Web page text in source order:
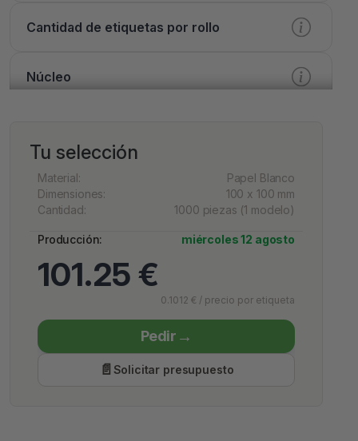
Cantidad de etiquetas por rollo
Núcleo
Impresión
Opciones adicionales
Servicio
Tu selección
Material:
Papel Blanco
Dimensiones:
100 x 100 mm
Cantidad:
1000 piezas (1 modelo)
Producción: miércoles 12 agosto
101.25 €
0.1012 € / precio por etiqueta
Pedir
Solicitar presupuesto